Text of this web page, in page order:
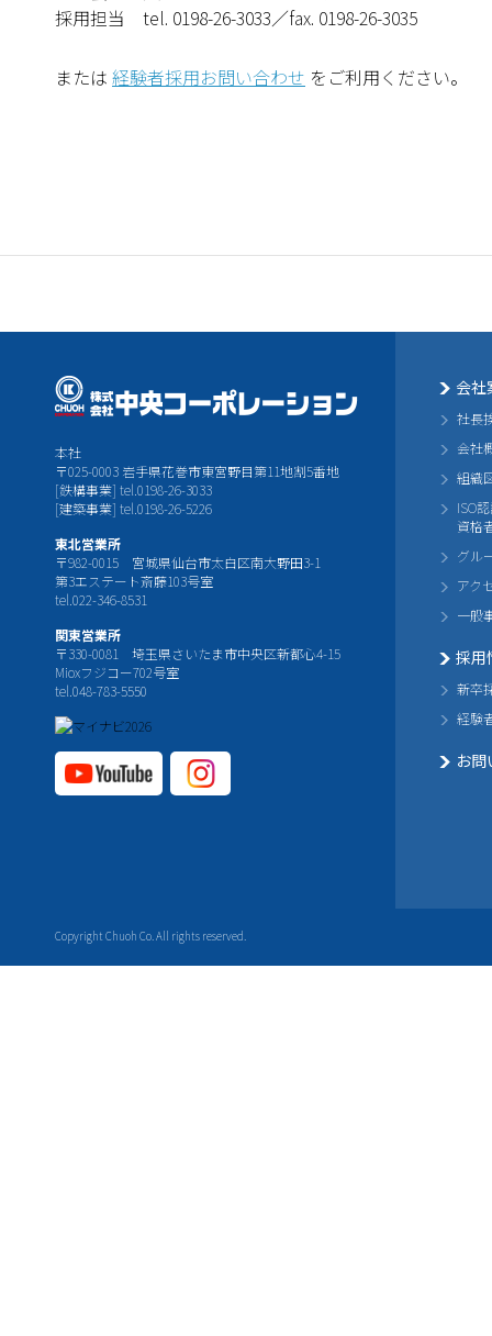
採用担当 tel. 0198-26-3033／fax. 0198-26-3035
または 経験者採用お問い合わせ をご利用ください。
本社
〒025-0003 岩手県花巻市東宮野目第11地割5番地
[鉄構事業] tel.0198-26-3033
[建築事業] tel.0198-26-5226
東北営業所
〒982-0015 宮城県仙台市太白区南大野田3-1
第3エステート斎藤103号室
tel.022-346-8531
関東営業所
〒330-0081 埼玉県さいたま市中央区新都心4-15
Mioxフジコー702号室
tel.048-783-5550
Copyright Chuoh Co. All rights reserved.
会社
社長
会社
組織
ISO
資格
グル
アク
一般
採用
新卒
経験
お